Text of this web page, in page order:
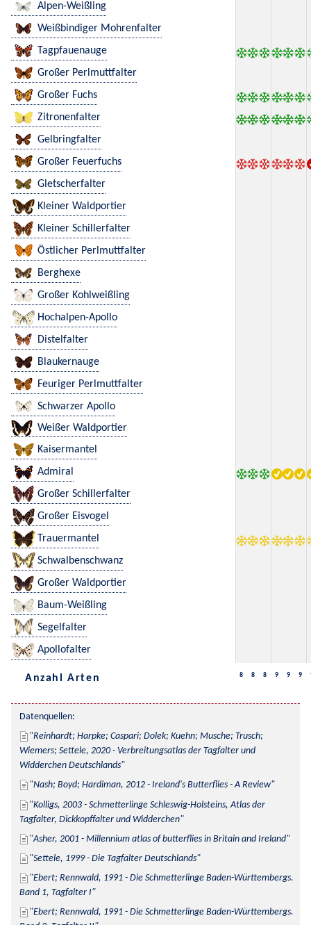
Alpen-Weißling
Weißbindiger Mohrenfalter
Tagpfauenauge
Großer Perlmuttfalter
Großer Fuchs
Zitronenfalter
Gelbringfalter
Großer Feuerfuchs
Gletscherfalter
Kleiner Waldportier
Kleiner Schillerfalter
Östlicher Perlmuttfalter
Berghexe
Großer Kohlweißling
Hochalpen-Apollo
Distelfalter
Blaukernauge
Feuriger Perlmuttfalter
Schwarzer Apollo
Weißer Waldportier
Kaisermantel
Admiral
Großer Schillerfalter
Großer Eisvogel
Trauermantel
Schwalbenschwanz
Großer Waldportier
Baum-Weißling
Segelfalter
Apollofalter
Anzahl Arten 8 8 8 9 9 9
Datenquellen:
Reinhardt; Harpke; Caspari; Dolek; Kuehn; Musche; Trusch;
Wiemers; Settele, 2020 - Verbreitungsatlas der Tagfalter und
Widderchen Deutschlands
Nash; Boyd; Hardiman, 2012 - Ireland's Butterflies - A Review
Kolligs, 2003 - Schmetterlinge Schleswig-Holsteins, Atlas der
Tagfalter, Dickkopffalter und Widderchen
Asher, 2001 - Millennium atlas of butterflies in Britain and Ireland
Settele, 1999 - Die Tagfalter Deutschlands
Ebert; Rennwald, 1991 - Die Schmetterlinge Baden-Württembergs.
Band 1, Tagfalter I
Ebert; Rennwald, 1991 - Die Schmetterlinge Baden-Württembergs.